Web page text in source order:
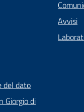
del dato
Giorgio di
Avvisi